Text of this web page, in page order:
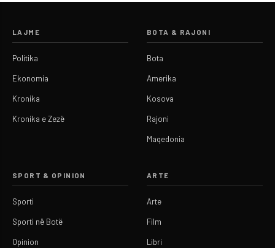
LAJME
Politika
Ekonomia
Kronika
Kronika e Zezë
BOTA & RAJONI
Bota
Amerika
Kosova
Rajoni
Maqedonia
SPORT & OPINION
Sporti
Sporti në Botë
Opinion
ARTE
Arte
Film
Libri